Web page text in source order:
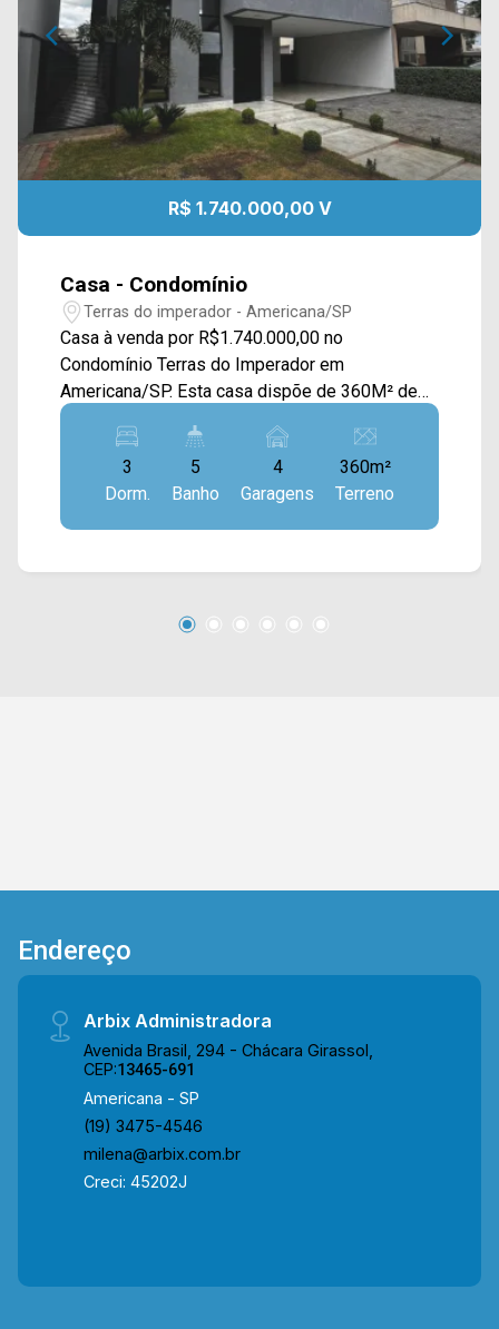
R$ 1.740.000,00 V
Casa - Condomínio
Terras do imperador - Americana/SP
Casa à venda por R$1.740.000,00 no
Condomínio Terras do Imperador em
Americana/SP. Esta casa dispõe de 360M² de
terreno e 212M² de construção, contando com
ampla sala de estar e de jantar integradas,
cozinha toda planejada e com balcão em granito,
espaço gourmet com churrasqueira, piscina,
quintal e área de serviço. > 03 suítes, sendo 01
01 externo; > 04 vagas de garagem. Localizado
está próximo à Rod. Anhanguera. Esta região
3
Dorm.
5
Banho
4
Garagens
360m²
Terreno
Endereço
Arbix Administradora
Avenida Brasil, 294 - Chácara Girassol,
CEP:13465-691
Americana - SP
(19) 3475-4546
milena@arbix.com.br
Creci: 45202J